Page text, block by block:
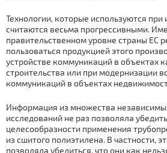
Технологии, которые используются при
считаются весьма прогрессивными.
правительственном уровне страны ЕС
пользоваться продукцией этого
устройстве коммуникаций в объектах
строительства или при модернизации
коммуникаций в объектах
Информация из множества
исследований не раз позволяла
целесообразности применения
из сшитого полиэтилена. В частности,
позволяла убедиться, что они как